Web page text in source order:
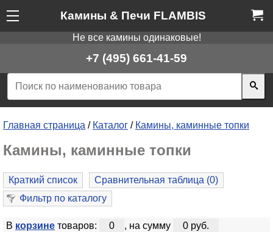
Камины & Печи FLAMBIS
Не все камины одинаковые!
+7 (495) 661-41-59
Главная страница / Каталог / Камины, каминные топки
Камины, каминные топки
Краткий список Сравнительная таблица (0)
Фильтр по каталогу
В корзинетоваров: 0 , на сумму 0 руб.